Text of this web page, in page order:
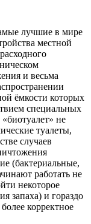
лучшие в мире
местной
и весьма
ёмкости которых
специальных
не
туалеты,
случаев
(бактериальные,
работать не
некоторое
запаха) и гораздо
корректное